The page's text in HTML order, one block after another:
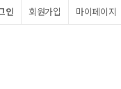
마이페이지
회원가입
인